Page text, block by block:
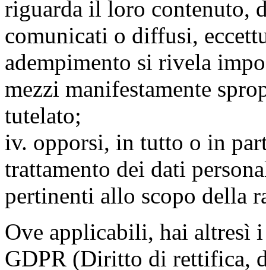
riguarda il loro contenuto,
comunicati o diffusi,
adempimento si rivela
mezzi manifestamente
tutelato;
iv. opporsi, in tutto o in
trattamento dei dati
pertinenti allo scopo della
Ove applicabili, hai
GDPR (Diritto di rettifica,